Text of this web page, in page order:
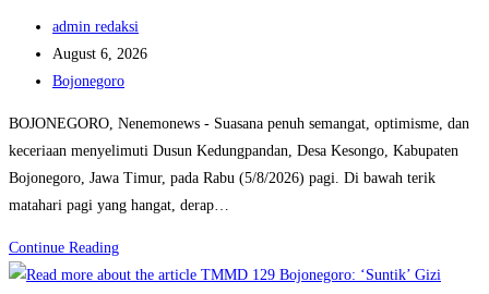
Kelas:
Satgas
Bojonegoro
Bersama
Dinkes
Edukasi
Post
author:
admin redaksi
Post
published:
August 6, 2026
Post
Bojonegoro
BOJONEGORO, Nenemonews - Suasana penuh semangat, optimisme, dan
keceriaan menyelimuti Dusun Kedungpandan, Desa Kesongo, Kabupaten
Bojonegoro, Jawa Timur, pada Rabu (5/8/2026) pagi. Di bawah terik
matahari pagi yang hangat, derap…
Continue ReadingDerap
Langkah